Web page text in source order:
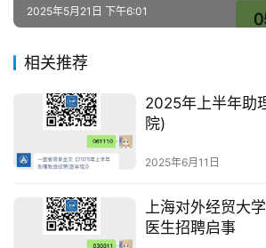
2025年5月21日 下午6:01
相关推荐
2025年上半年助
院)
2025年6月11日
上海对外经贸大
医生招聘启事